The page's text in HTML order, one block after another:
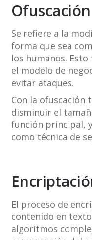
Ofuscación
Se refiere a la
forma que sea
los humanos.
el modelo de
evitar ataques.
Con la ofuscación
disminuir el
función principal,
como técnica de
El proceso de
contenido en
algoritmos